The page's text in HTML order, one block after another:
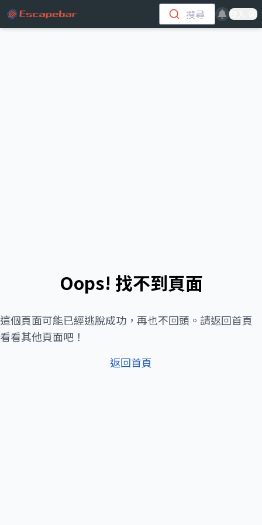
跳至主要內容
搜尋 登入
Oops! 找不到頁面
這個頁面可能已經逃脫成功，再也不回頭。請返回首頁
看看其他頁面吧！
返回首頁